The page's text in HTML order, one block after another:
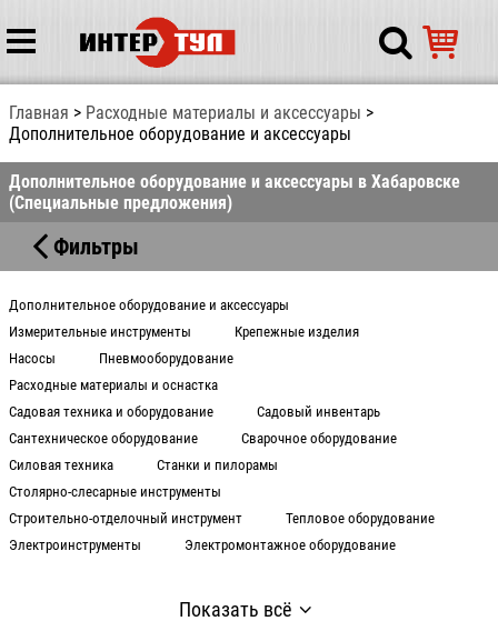
Главная
Расходные материалы и аксессуары
Дополнительное оборудование и аксессуары
Дополнительное оборудование и аксессуары в Хабаровске
(Специальные предложения)
Фильтры
Дополнительное оборудование и аксессуары
Измерительные инструменты
Крепежные изделия
Насосы
Пневмооборудование
Расходные материалы и оснастка
Садовая техника и оборудование
Садовый инвентарь
Сантехническое оборудование
Сварочное оборудование
Силовая техника
Станки и пилорамы
Столярно-слесарные инструменты
Строительно-отделочный инструмент
Тепловое оборудование
Электрoинcтрумeнты
Электромонтажное оборудование
Показать всё